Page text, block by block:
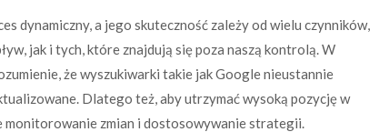
dynamiczny, a jego skuteczność zależy od wielu czynników,
jak i tych, które znajdują się poza naszą kontrolą. W
że wyszukiwarki takie jak Google nieustannie
Dlatego też, aby utrzymać wysoką pozycję w
monitorowanie zmian i dostosowywanie strategii.